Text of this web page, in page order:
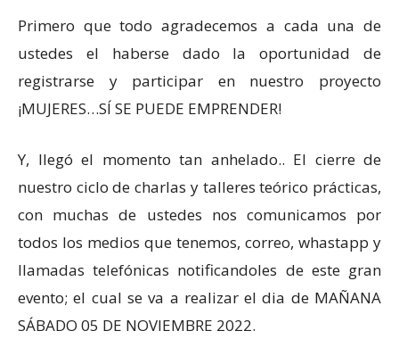
Primero que todo agradecemos a cada una de
ustedes el haberse dado la oportunidad de
registrarse y participar en nuestro proyecto
¡MUJERES…SÍ SE PUEDE EMPRENDER!
Y, llegó el momento tan anhelado.. El cierre de
nuestro ciclo de charlas y talleres teórico prácticas,
con muchas de ustedes nos comunicamos por
todos los medios que tenemos, correo, whastapp y
llamadas telefónicas notificandoles de este gran
evento; el cual se va a realizar el dia de MAÑANA
SÁBADO 05 DE NOVIEMBRE 2022.